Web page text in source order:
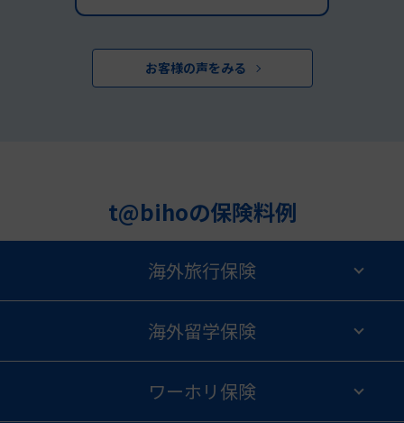
お客様の声をみる
t@bihoの保険料例
海外旅行保険
海外留学保険
ワーホリ保険